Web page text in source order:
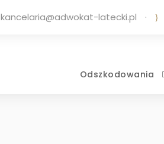
kancelaria@adwokat-latecki.pl ·
Odszkodowania